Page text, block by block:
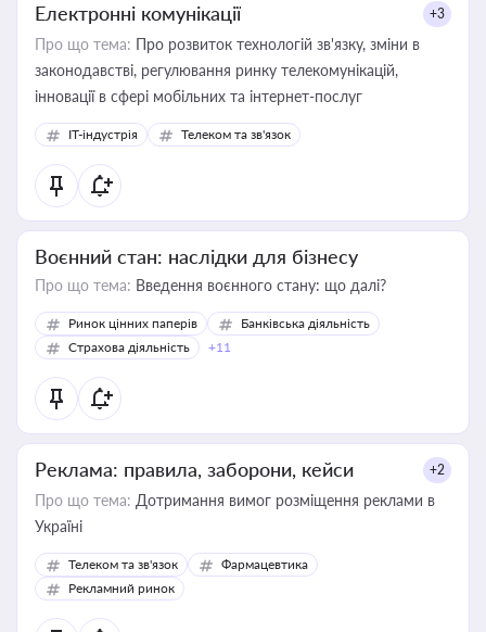
Електронні комунікації +3
Про що тема: Про розвиток технологій зв'язку, зміни в
законодавстві, регулювання ринку телекомунікацій,
інновації в сфері мобільних та інтернет-послуг
IT-індустрія Телеком та зв'язок
Воєнний стан: наслідки для бізнесу
Про що тема: Введення воєнного стану: що далі?
Ринок цінних паперів
Банківська діяльність
Страхова діяльність
+11
Реклама: правила, заборони, кейси +2
Про що тема: Дотримання вимог розміщення реклами в
Україні
Телеком та зв'язок
Фармацевтика
Рекламний ринок